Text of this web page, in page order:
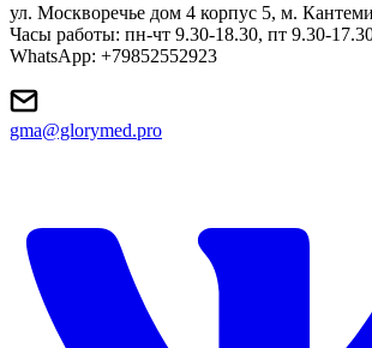
ул. Москворечье дом 4 корпус 5, м.
Часы работы: пн-чт 9.30-18.30, пт 9.30-
WhatsApp: +79852552923
gma@glorymed.pro